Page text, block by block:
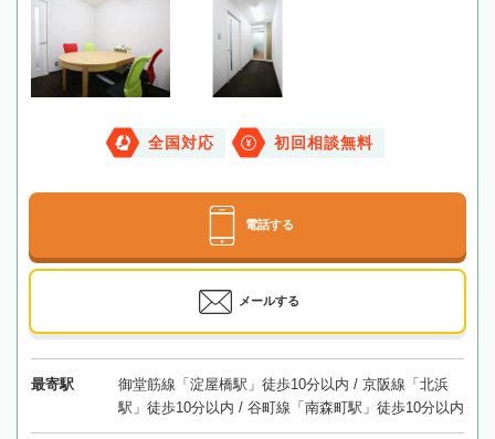
全国対応 初回相談無料
電話する
メールする
最寄駅
御堂筋線「淀屋橋駅」徒歩10分以内 / 京阪線「北浜
駅」徒歩10分以内 / 谷町線「南森町駅」徒歩10分以内